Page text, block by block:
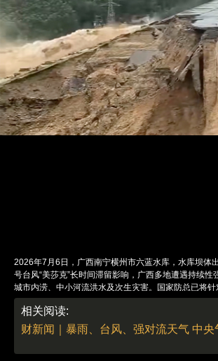
2026年7月6日，广西南宁横州市六蓝水库，水库坝体
号台风“美莎克”长时间滞留影响，广西多地遭遇持续性
城市内涝、中小河流洪水及次生灾害。国家防总已将
急响应提升至三级，广西水利厅也将洪水防御应急响
上午，横州市六蓝水库、云表水库出现漫顶及缺口情
漫坝情况。应急、消防和水利部门正紧急开展抢险救援
民。截至7月6日，广西已有65条河流82个站点超警，
桂江、郁江等主要江河均面临巨大的防汛压力。图：央
相关阅读: